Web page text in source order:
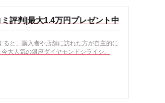
評判|最大1.4万円プレゼント中
と、購入者や店舗に訪れた方が自主的に
大人気の銀座ダイヤモンドシライシ。